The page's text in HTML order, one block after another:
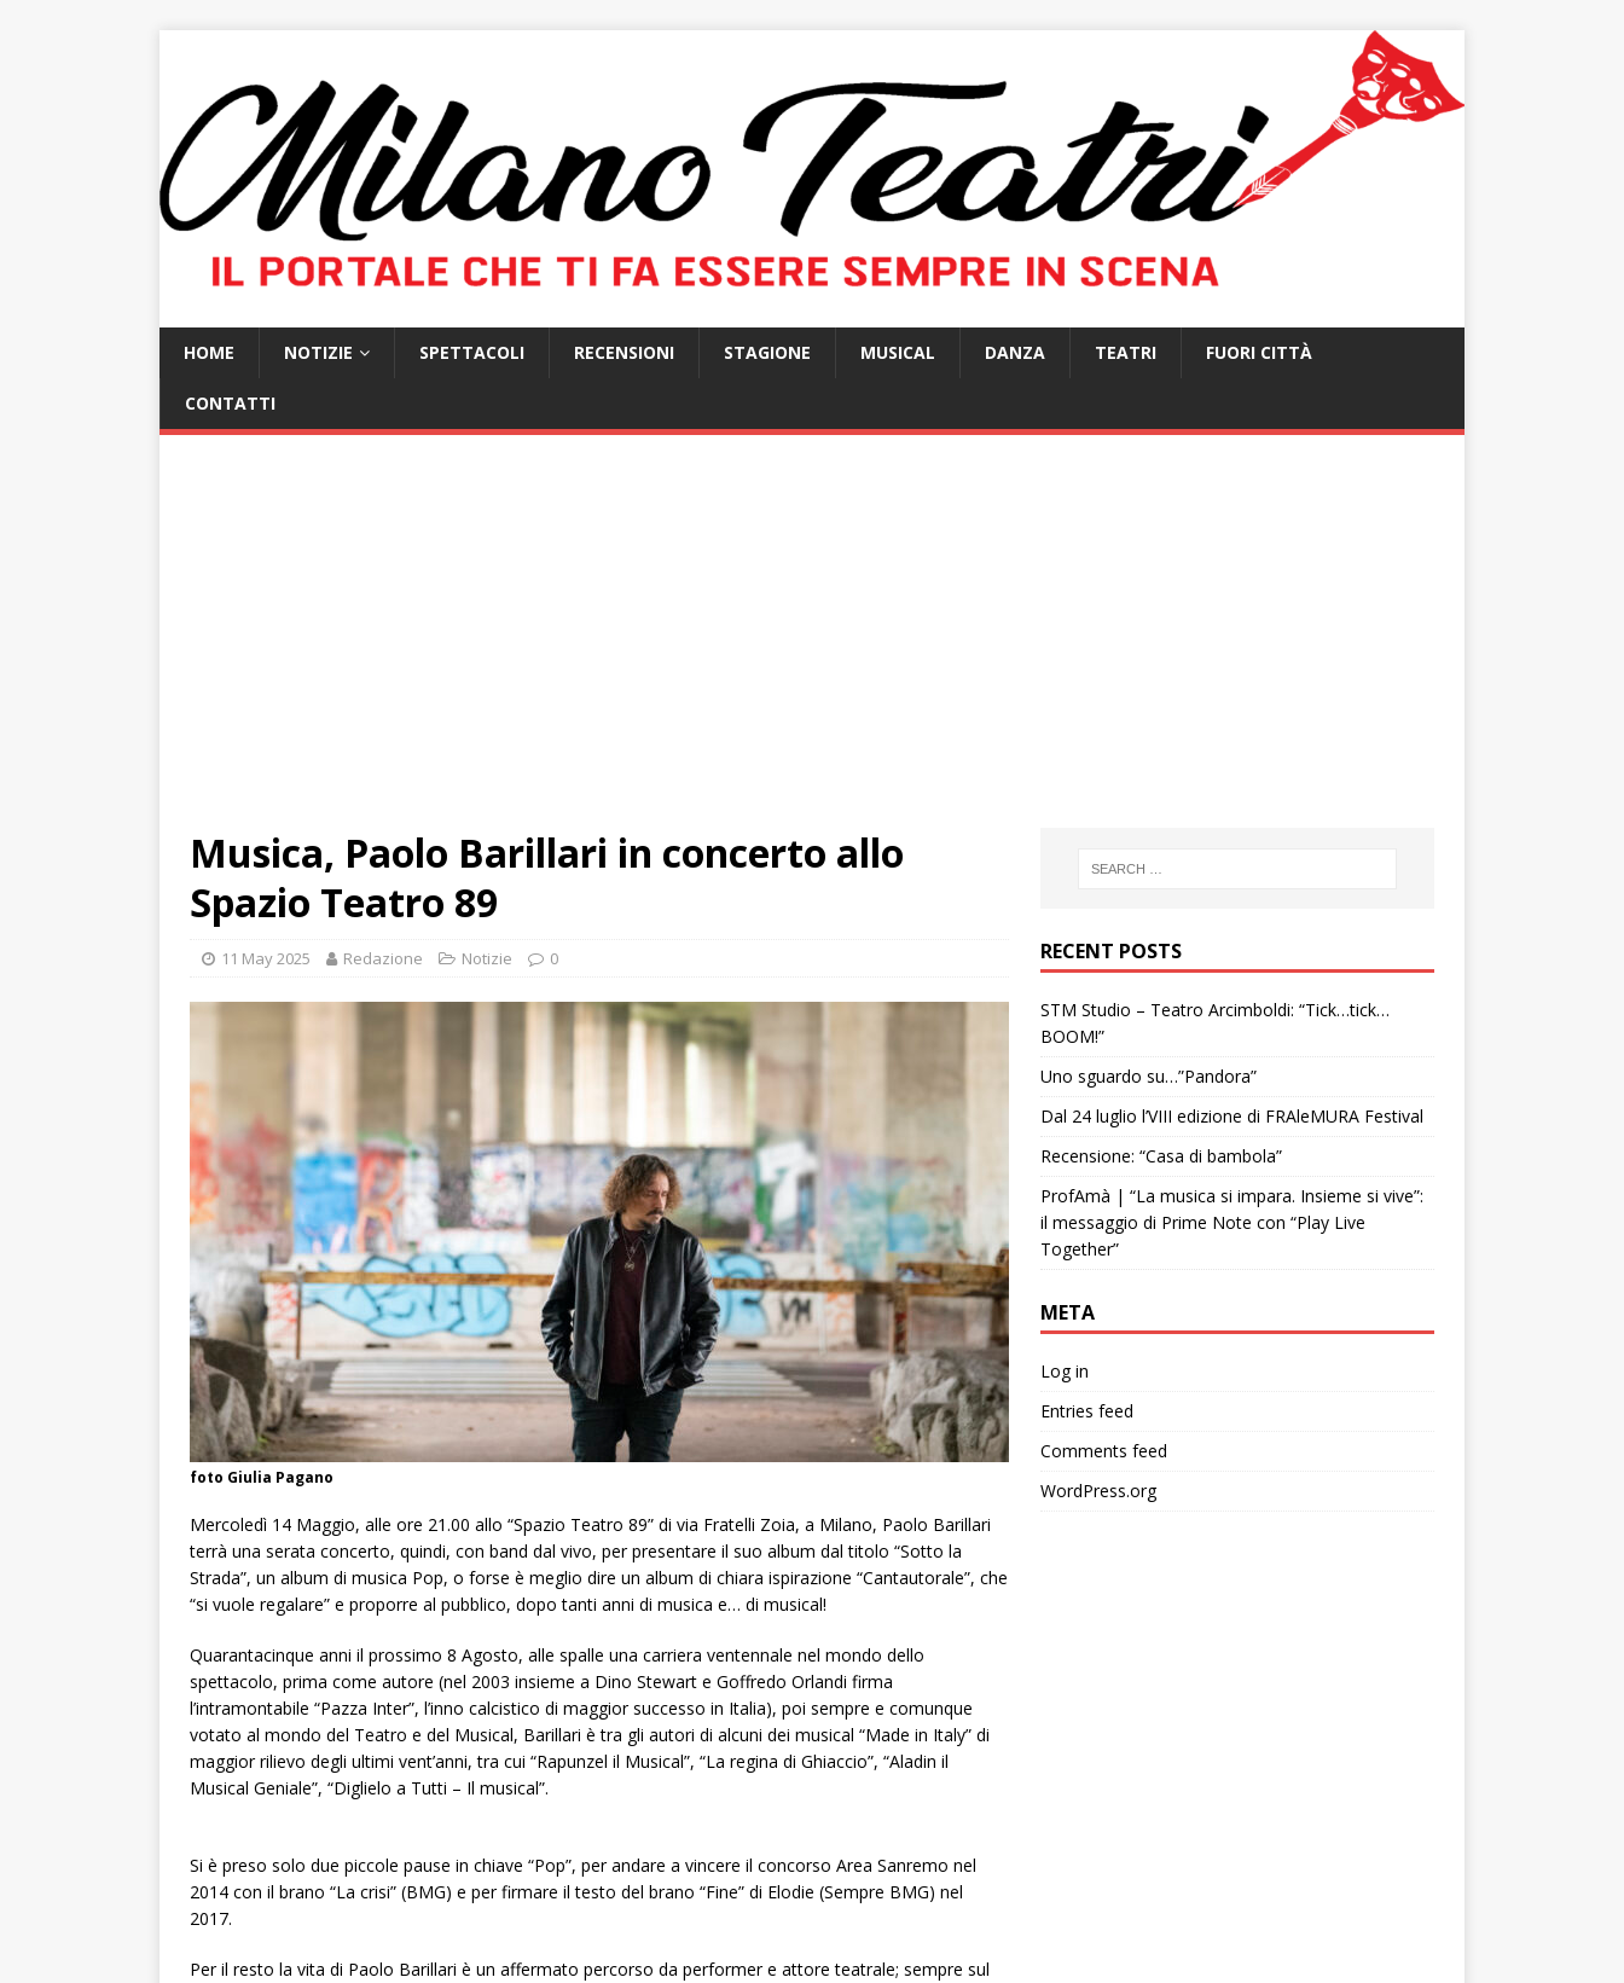
HOME NOTIZIE SPETTACOLI RECENSIONI STAGIONE MUSICAL DANZA TEATRI FUORI CITTÀ
CONTATTI
Musica, Paolo Barillari in concerto allo
Spazio Teatro 89
11 May 2025 Redazione Notizie 0
foto Giulia Pagano
Mercoledì 14 Maggio, alle ore 21.00 allo “Spazio Teatro 89” di via Fratelli Zoia, a Milano, Paolo Barillari
terrà una serata concerto, quindi, con band dal vivo, per presentare il suo album dal titolo “Sotto la
Strada”, un album di musica Pop, o forse è meglio dire un album di chiara ispirazione “Cantautorale”, che
“si vuole regalare” e proporre al pubblico, dopo tanti anni di musica e… di musical!
Quarantacinque anni il prossimo 8 Agosto, alle spalle una carriera ventennale nel mondo dello
spettacolo, prima come autore (nel 2003 insieme a Dino Stewart e Goffredo Orlandi firma
l’intramontabile “Pazza Inter”, l’inno calcistico di maggior successo in Italia), poi sempre e comunque
votato al mondo del Teatro e del Musical, Barillari è tra gli autori di alcuni dei musical “Made in Italy” di
maggior rilievo degli ultimi vent’anni, tra cui “Rapunzel il Musical”, “La regina di Ghiaccio”, “Aladin il
Musical Geniale”, “Diglielo a Tutti – Il musical”.
Si è preso solo due piccole pause in chiave “Pop”, per andare a vincere il concorso Area Sanremo nel
2014 con il brano “La crisi” (BMG) e per firmare il testo del brano “Fine” di Elodie (Sempre BMG) nel
2017.
Per il resto la vita di Paolo Barillari è un affermato percorso da performer e attore teatrale; sempre sul
RECENT POSTS
STM Studio – Teatro Arcimboldi: “Tick…tick…
BOOM!”
Uno sguardo su…”Pandora”
Dal 24 luglio l’VIII edizione di FRAleMURA Festival
Recensione: “Casa di bambola”
ProfAmà | “La musica si impara. Insieme si vive”:
il messaggio di Prime Note con “Play Live
Together”
META
Log in
Entries feed
Comments feed
WordPress.org